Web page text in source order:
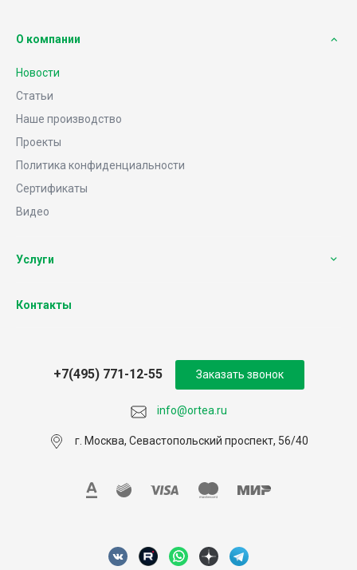
О компании
Новости
Статьи
Наше производство
Проекты
Политика конфиденциальности
Сертификаты
Видео
Услуги
Контакты
info@ortea.ru
+7(495) 771-12-55
г. Москва, Севастопольский проспект, 56/40
Заказать звонок